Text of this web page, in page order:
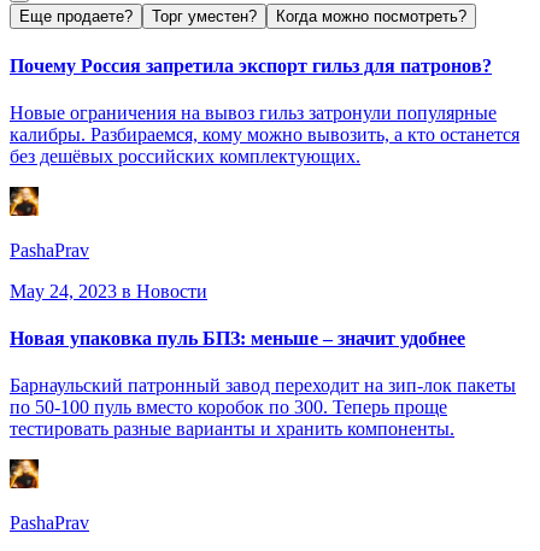
Еще продаете? Торг уместен? Когда можно посмотреть?
Почему Россия запретила экспорт гильз для патронов?
Новые ограничения на вывоз гильз затронули популярные
калибры. Разбираемся, кому можно вывозить, а кто останется
без дешёвых российских комплектующих.
PashaPrav
May 24, 2023 в Новости
Новая упаковка пуль БПЗ: меньше – значит удобнее
Барнаульский патронный завод переходит на зип-лок пакеты
по 50-100 пуль вместо коробок по 300. Теперь проще
тестировать разные варианты и хранить компоненты.
PashaPrav